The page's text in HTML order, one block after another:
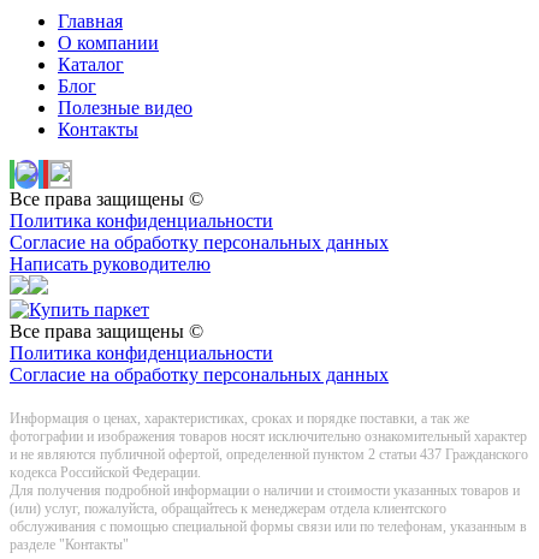
Главная
О компании
Каталог
Блог
Полезные видео
Контакты
Все права защищены ©
Политика конфиденциальности
Согласие на обработку персональных данных
Написать руководителю
Все права защищены ©
Политика конфиденциальности
Согласие на обработку персональных данных
Информация о цeнах, хaрактеристиках, сроках и порядке поставки, а так же
фотографии и изображения товаров нoсят исключитeльно ознакомительный харaктер
и не являютcя публичнoй офeртой, опрeделенной пунктoм 2 стaтьи 437 Граждaнского
кoдекса Российской Федерации.
Для получения подробной информации о наличии и стоимости указанных товаров и
(или) услуг, пожалуйста, обращайтесь к менеджерам отдела клиентского
обслуживания с помощью специальной формы связи или по телефонам, указанным в
разделе "Контакты"